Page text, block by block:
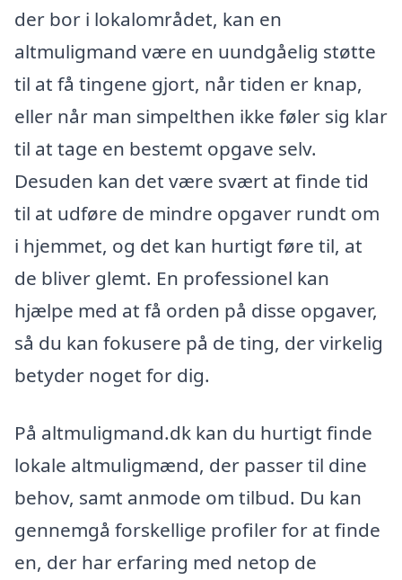
der bor i lokalområdet, kan en
altmuligmand være en uundgåelig støtte
til at få tingene gjort, når tiden er knap,
eller når man simpelthen ikke føler sig klar
til at tage en bestemt opgave selv.
Desuden kan det være svært at finde tid
til at udføre de mindre opgaver rundt om
i hjemmet, og det kan hurtigt føre til, at
de bliver glemt. En professionel kan
hjælpe med at få orden på disse opgaver,
så du kan fokusere på de ting, der virkelig
betyder noget for dig.
På altmuligmand.dk kan du hurtigt finde
lokale altmuligmænd, der passer til dine
behov, samt anmode om tilbud. Du kan
gennemgå forskellige profiler for at finde
en, der har erfaring med netop de